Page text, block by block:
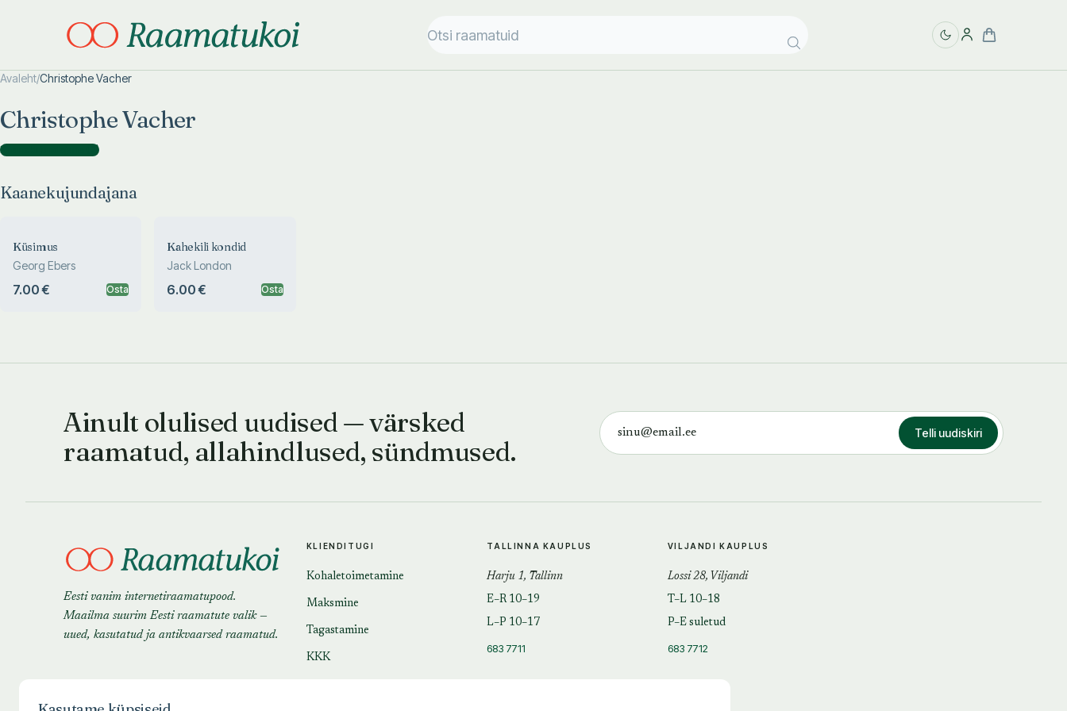
Avaleht/Christophe Vacher
Christophe Vacher
Kaanekujundajana )
Kaanekujundajana
Küsimus
Georg Ebers
7.00 € Osta
Kahekili kondid
Jack London
6.00 € Osta
Ainult olulised uudised — värsked
raamatud, allahindlused, sündmused.
Telli uudiskiri
Eesti vanim internetiraamatupood.
Maailma suurim Eesti raamatute valik —
uued, kasutatud ja antikvaarsed raamatud.
KLIENDITUGI
Kohaletoimetamine
Maksmine
Tagastamine
KKK
TALLINNA KAUPLUS
Harju 1, Tallinn
E–R 10–19
L–P 10–17
683 7711
VILJANDI KAUPLUS
Lossi 28, Viljandi
T–L 10–18
P–E suletud
683 7712